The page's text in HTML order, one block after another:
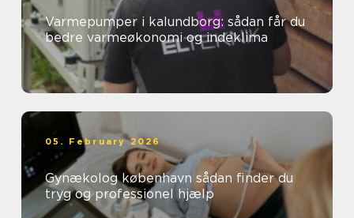
Varmepumper i kalundborg: sådan får du
bedre varmeøkonomi og indeklima
05. February 2026
Gynækolog københavn sådan finder du
tryg og professionel hjælp